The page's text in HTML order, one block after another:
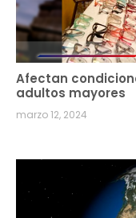
Afectan
adultos mayores
marzo 12, 2024